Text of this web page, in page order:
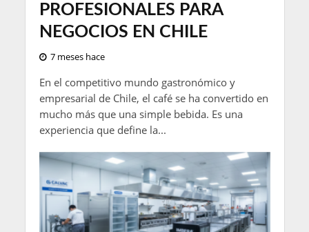
PROFESIONALES PARA
NEGOCIOS EN CHILE
7 meses hace
En el competitivo mundo gastronómico y
empresarial de Chile, el café se ha convertido en
mucho más que una simple bebida. Es una
experiencia que define la...